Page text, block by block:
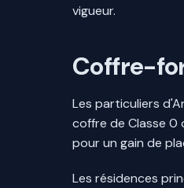
vigueur.
Coffre-
Les particuliers
coffre de Classe 0
pour un gain de
Les résidences